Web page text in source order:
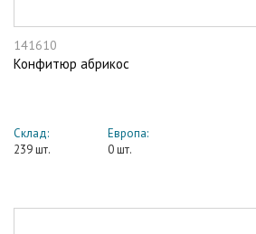
141610
Конфитюр абрикос
Склад:
239 шт.
Европа:
0 шт.